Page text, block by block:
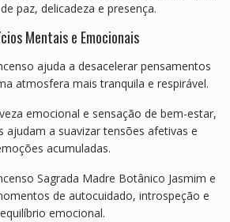
paz, delicadeza e presença.
Mentais e Emocionais
ajuda a desacelerar pensamentos
atmosfera mais tranquila e respirável.
emocional e sensação de bem-estar,
ajudam a suavizar tensões afetivas e
acumuladas.
Sagrada Madre Botânico Jasmim e
de autocuidado, introspeção e
equilíbrio emocional.